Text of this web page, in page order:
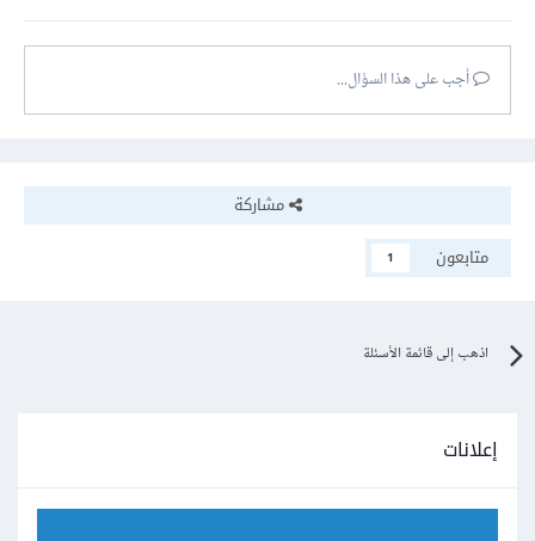
أجب على هذا السؤال...
مشاركة
متابعون
1
اذهب إلى قائمة الأسئلة
إعلانات